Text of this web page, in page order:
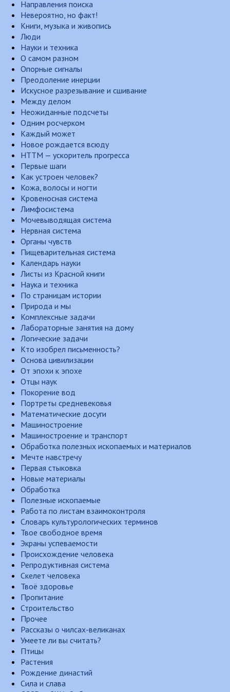
Направления поиска
Невероятно, но факт!
Книги, музыка и живопись
Люди
Науки и техника
О самом разном
Опорные сигналы
Преодоление инерции
Искусное разрезывание и сшивание
Между делом
Неожиданные подсчеты
Одним росчерком
Каждый может
Новое рождается всюду
НТТМ — ускоритель прогресса
Первые шаги
Как устроен человек?
Кожа, волосы и ногти
Кровеносная система
Лимфосистема
Мочевыводящая система
Нервная система
Органы чувств
Пищеварительная система
Календарь науки
Листы из Красной книги
Наука и техника
По страницам истории
Природа и мы
Комплексные задачи
Лабораторные занятия на дому
Логические задачи
Кто изобрел письменность?
Основа цивилизации
От эпохи к эпохе
Отцы наук
Покорение вод
Портреты средневековья
Математические досуги
Машиностроение
Машиностроение и транспорт
Обработка полезных ископаемых и материалов
Мечте навстречу
Первая стыковка
Новые материалы
Обработка
Полезные ископаемые
Работа по листам взаимоконтроля
Словарь культурологических терминов
Твое свободное время
Экраны успеваемости
Происхождение человека
Репродуктивная система
Скелет человека
Твоё здоровье
Пропитание
Строительство
Прочее
Рассказы о чилсах-великанах
Умеете ли вы считать?
Птицы
Растения
Рождение династий
Сила и слава